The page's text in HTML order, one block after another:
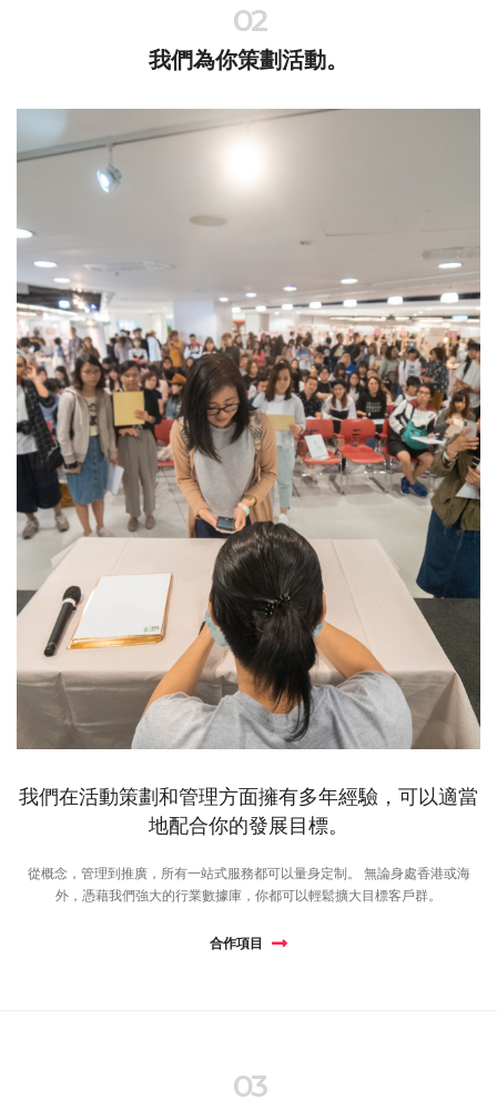
02
我們為你策劃活動。
我們在活動策劃和管理方面擁有多年經驗，可以適當
地配合你的發展目標。
從概念，管理到推廣，所有一站式服務都可以量身定制。 無論身處香港或海
外，憑藉我們強大的行業數據庫，你都可以輕鬆擴大目標客戶群。
合作項目
03